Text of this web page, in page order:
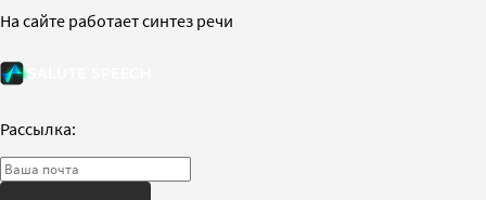
На сайте работает синтез речи
Рассылка: